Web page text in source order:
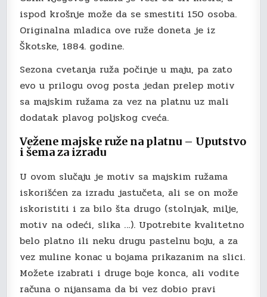
ispod krošnje može da se smestiti 150 osoba.
Originalna mladica ove ruže doneta je iz
Škotske, 1884. godine.
Sezona cvetanja ruža počinje u maju, pa zato
evo u prilogu ovog posta jedan prelep motiv
sa majskim ružama za vez na platnu uz mali
dodatak plavog poljskog cveća.
Vežene majske ruže na platnu – Uputstvo
i šema za izradu
U ovom slučaju je motiv sa majskim ružama
iskorišćen za izradu jastučeta, ali se on može
iskoristiti i za bilo šta drugo (stolnjak, milje,
motiv na odeći, slika …). Upotrebite kvalitetno
belo platno ili neku drugu pastelnu boju, a za
vez muline konac u bojama prikazanim na slici.
Možete izabrati i druge boje konca, ali vodite
računa o nijansama da bi vez dobio pravi